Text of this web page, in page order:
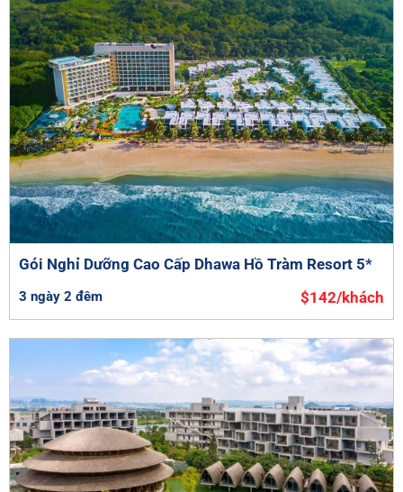
Gói Nghỉ Dưỡng Cao Cấp Dhawa Hồ Tràm Resort 5*
3 ngày 2 đêm $142/khách